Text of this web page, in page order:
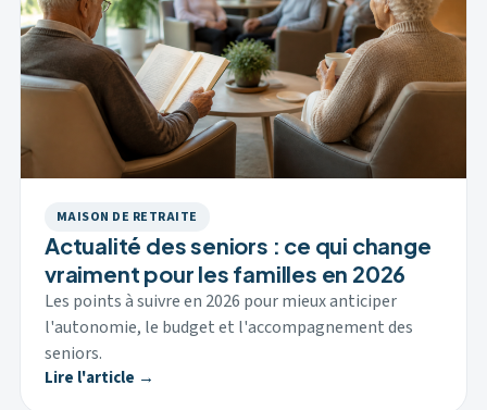
MAISON DE RETRAITE
Actualité des seniors : ce qui change
vraiment pour les familles en 2026
Les points à suivre en 2026 pour mieux anticiper
l'autonomie, le budget et l'accompagnement des
seniors.
Lire l'article →